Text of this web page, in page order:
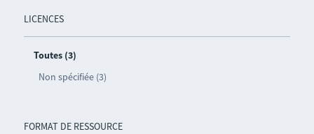
LICENCES
Toutes (3)
Non spécifiée (3)
FORMAT DE RESSOURCE